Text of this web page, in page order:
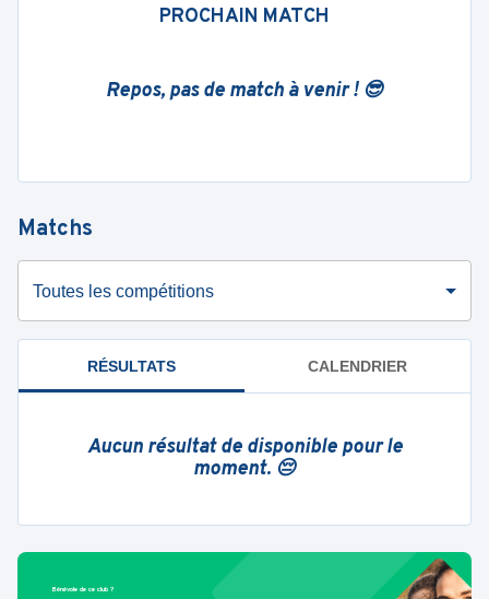
PROCHAIN MATCH
Repos, pas de match à venir ! 😎
Matchs
Toutes les compétitions
RÉSULTATS CALENDRIER
Aucun résultat de disponible pour le
moment. 😔
Bénévole de ce club ?